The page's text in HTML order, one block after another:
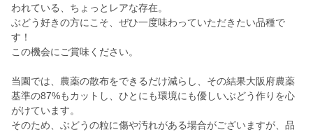
われている、ちょっとレアな存在。
ぶどう好きの方にこそ、ぜひ一度味わっていただきたい品種で
す！
この機会にご賞味ください。
当園では、農薬の散布をできるだけ減らし、その結果大阪府農薬
基準の87%もカットし、ひとにも環境にも優しいぶどう作りを心
がけています。
そのため、ぶどうの粒に傷や汚れがある場合がございますが、品